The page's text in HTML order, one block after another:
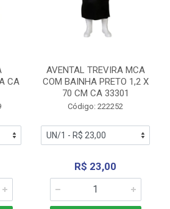
CA
AVENTAL TREVIRA MCA
COM BAINHA PRETO 1,2 X
70 CM CA 33301
Código: 222252
R$ 23,00